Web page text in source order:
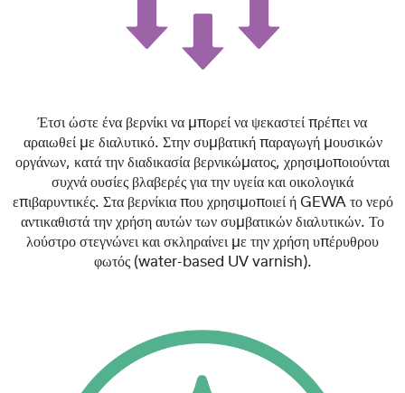
Έτσι ώστε ένα βερνίκι να μπορεί να ψεκαστεί πρέπει να
αραιωθεί με διαλυτικό. Στην συμβατική παραγωγή μουσικών
οργάνων, κατά την διαδικασία βερνικώματος, χρησιμοποιούνται
συχνά ουσίες βλαβερές για την υγεία και οικολογικά
επιβαρυντικές. Στα βερνίκια που χρησιμοποιεί ή GEWA το νερό
αντικαθιστά την χρήση αυτών των συμβατικών διαλυτικών. Το
λούστρο στεγνώνει και σκληραίνει με την χρήση υπέρυθρου
φωτός (water-based UV varnish).